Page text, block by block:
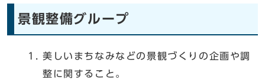
景観整備グループ
美しいまちなみなどの景観づくりの企画や調
整に関すること。